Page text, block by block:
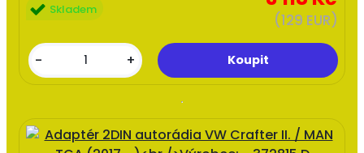
(129 EUR)
Skladem
- +